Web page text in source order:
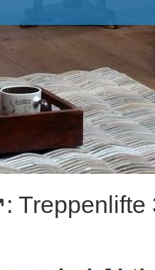
Treppenlifte